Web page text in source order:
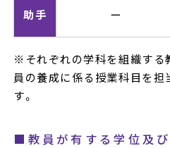
助手 ー
※それぞれの学科を組織する
員の養成に係る授業科目を
す。
■教員が有する学位及